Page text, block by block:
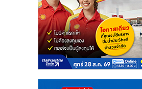
ไชส์
ขาย
แฟ